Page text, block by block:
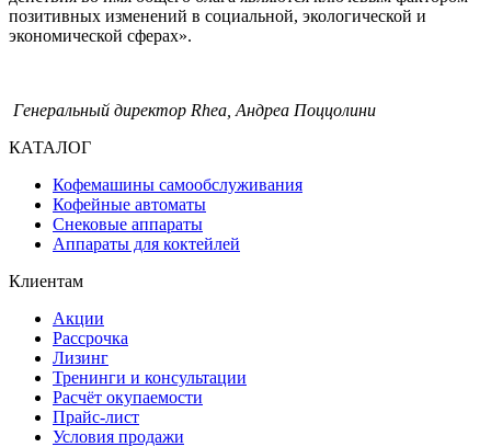
позитивных изменений в социальной, экологической и
экономической сферах».
Генеральный директор Rhea, Андреа Поццолини
КАТАЛОГ
Кофемашины самообслуживания
Кофейные автоматы
Снековые аппараты
Аппараты для коктейлей
Клиентам
Акции
Рассрочка
Лизинг
Тренинги и консультации
Расчёт окупаемости
Прайс-лист
Условия продажи